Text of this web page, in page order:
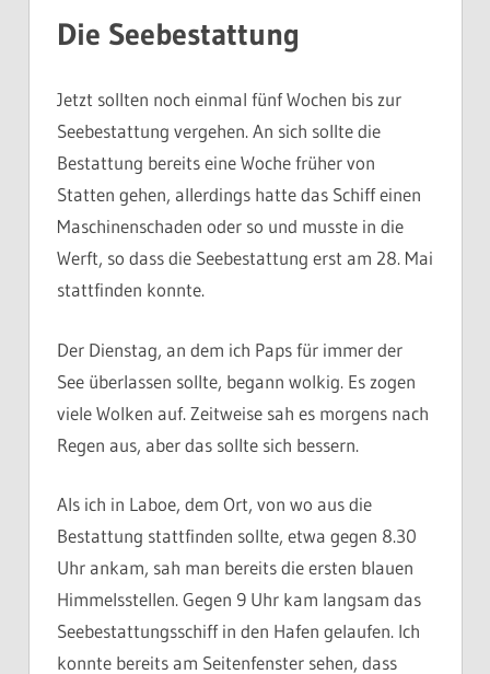
Die Seebestattung
Jetzt sollten noch einmal fünf Wochen bis zur
Seebestattung vergehen. An sich sollte die
Bestattung bereits eine Woche früher von
Statten gehen, allerdings hatte das Schiff einen
Maschinenschaden oder so und musste in die
Werft, so dass die Seebestattung erst am 28. Mai
stattfinden konnte.
Der Dienstag, an dem ich Paps für immer der
See überlassen sollte, begann wolkig. Es zogen
viele Wolken auf. Zeitweise sah es morgens nach
Regen aus, aber das sollte sich bessern.
Als ich in Laboe, dem Ort, von wo aus die
Bestattung stattfinden sollte, etwa gegen 8.30
Uhr ankam, sah man bereits die ersten blauen
Himmelsstellen. Gegen 9 Uhr kam langsam das
Seebestattungsschiff in den Hafen gelaufen. Ich
konnte bereits am Seitenfenster sehen, dass